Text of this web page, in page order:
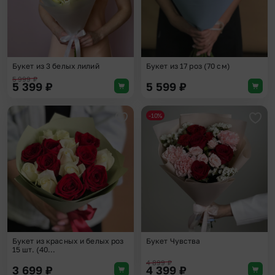
Букет из 3 белых лилий
5 999₽
5 399 ₽
Букет из 17 роз (70 см)
5 599 ₽
Добавить в избранное
Букет из красных и белых роз
15 шт. (40...
3 699 ₽
-10%
Букет Чувства
4 899₽
4 399 ₽